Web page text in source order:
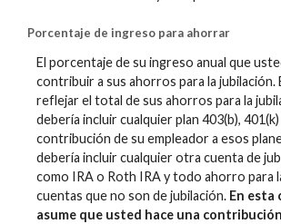
Porcentaje de ingreso para ahorrar
El porcentaje de su ingreso anual que
contribuir a sus ahorros para la jubilación.
reflejar el total de sus ahorros para la
debería incluir cualquier plan 403(b), 401(k)
contribución de su empleador a esos
debería incluir cualquier otra cuenta de
como IRA o Roth IRA y todo ahorro para
cuentas que no son de jubilación. En esta
asume que usted hace una